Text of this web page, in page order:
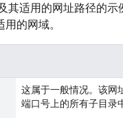
其适用的网址路径的
的网域。
这属于一般情况。该网
端口号上的所有子目录